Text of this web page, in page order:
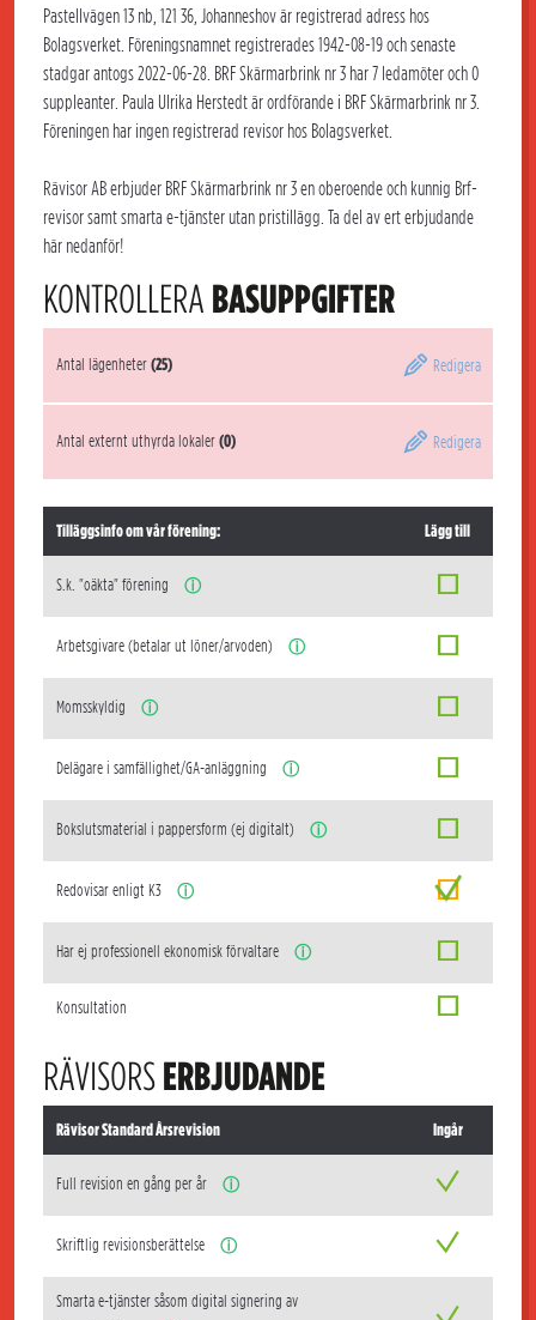
Pastellvägen 13 nb, 121 36, Johanneshov är registrerad adress hos
Bolagsverket. Föreningsnamnet registrerades 1942-08-19 och senaste
stadgar antogs 2022-06-28. BRF Skärmarbrink nr 3 har 7 ledamöter och 0
suppleanter. Paula Ulrika Herstedt är ordförande i BRF Skärmarbrink nr 3.
Föreningen har ingen registrerad revisor hos Bolagsverket.
Rävisor AB erbjuder BRF Skärmarbrink nr 3 en oberoende och kunnig Brf-
revisor samt smarta e-tjänster utan pristillägg. Ta del av ert erbjudande
här nedanför!
KONTROLLERA BASUPPGIFTER
Antal lägenheter(25) Redigera
Antal externt uthyrda lokaler(0) Redigera
Tilläggsinfo om vår förening: Lägg till
S.k. "oäkta" förening ⓘ
Arbetsgivare (betalar ut löner/arvoden) ⓘ
Momsskyldig ⓘ
Delägare i samfällighet/GA-anläggning ⓘ
Bokslutsmaterial i pappersform (ej digitalt) ⓘ
Redovisar enligt K3 ⓘ
Har ej professionell ekonomisk förvaltare ⓘ
Konsultation
RÄVISORSERBJUDANDE
Rävisor Standard Årsrevision Ingår
Full revision en gång per år ⓘ
Skriftlig revisionsberättelse ⓘ
Smarta e-tjänster såsom digital signering av